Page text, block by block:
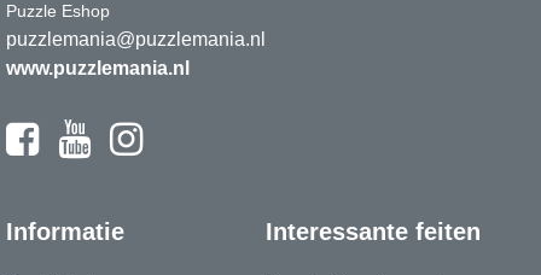
Puzzle Eshop
puzzlemania@puzzlemania.nl
www.puzzlemania.nl
Informatie Interessante feiten